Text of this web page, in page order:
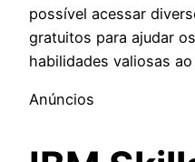
possível acessar
gratuitos para ajudar
habilidades valiosas
Anúncios